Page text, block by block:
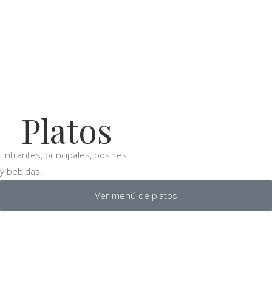
Platos
Entrantes, principales, postres
y bebidas.
Ver menú de platos